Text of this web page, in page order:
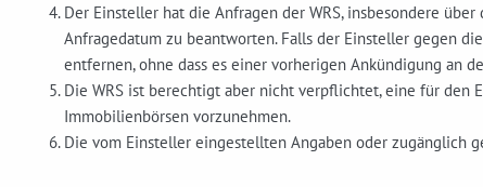
Der Einsteller hat die Anfragen der WRS, insbesondere
Anfragedatum zu beantworten. Falls der Einsteller gegen
entfernen, ohne dass es einer vorherigen Ankündigung an
Die WRS ist berechtigt aber nicht verpflichtet, eine für den
Immobilienbörsen vorzunehmen.
Die vom Einsteller eingestellten Angaben oder zugänglich